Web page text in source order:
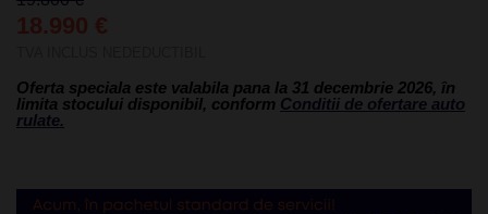
18.990 €
Oferta speciala este valabila pana la 31 decembrie 2026, în
limita stocului disponibil, conform Conditii de ofertare auto
rulate.